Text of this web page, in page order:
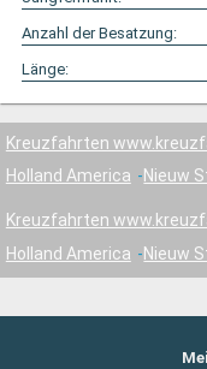
Anzahl der Besatzung:
Länge:
Kreuzfahrten
Holland America
Nieuw
Kreuzfahrten
Holland America
Nieuw